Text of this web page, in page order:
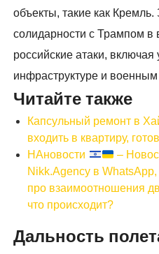
объекты, такие как
солидарности с Трампом в
российские атаки, включая
инфраструктуре и
Читайте также
Капсульный ремонт в
входить в квартиру,
НАновости
–
Nikk.Agency в
про взаимоотношения
что происходит?
Дальность